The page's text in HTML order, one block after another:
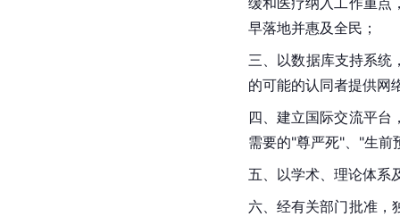
早落地并惠及全民；
三、以数据库支持系统
的可能的认同者提供网
四、建立国际交流平台
需要的"尊严死"、"生前
五、以学术、理论体系
六、经有关部门批准，